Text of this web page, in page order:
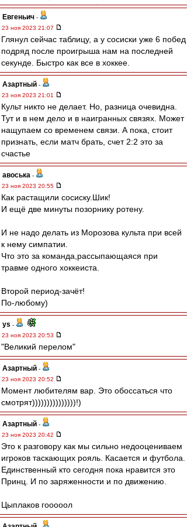
Евгеньич -
23 ноя 2023 21:07
Глянул сейчас таблицу, а у сосиски уже 6 побед
подряд после проигрыша нам на последней
секунде. Быстро как все в хоккее.
Азартный -
23 ноя 2023 21:01
Культ никто не делает. Но, разница очевидна.
Тут и в нем дело и в наигранных связях. Может
нащупаем со временем связи. А пока, стоит
признать, если матч брать, счет 2:2 это за
счастье
авоська -
23 ноя 2023 20:55
Как растащили сосиску.Шик!
И ещё две минуты позорнику ротену.
И не надо делать из Морозова культа при всей
к нему симпатии.
Что это за команда,рассыпающаяся при
травме одного хоккеиста.
Второй период-зачёт!
По-любому)
ys -
23 ноя 2023 20:53
"Великий перелом"
Азартный -
23 ноя 2023 20:52
Момент любителям вар. Это обоссаться что
смотрят)))))))))))))))!)
Азартный -
23 ноя 2023 20:42
Это к разговору как мы сильно недооцениваем
игроков таскающих рояль. Касается и футбола.
Единственный кто сегодня пока нравится это
Принц. И по заряженности и по движению.
Цыплаков гооооол